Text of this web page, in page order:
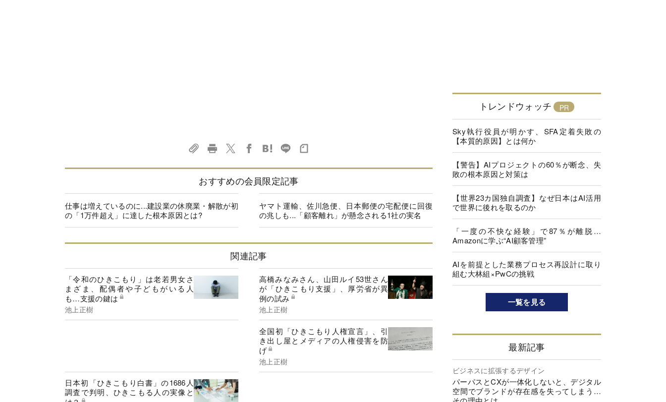
おすすめの会員限定記事
仕事は増えているのに...建設業の休廃業・解散が初
の「1万件超え」に達した根本原因とは?
ヤマト運輸、佐川急便、日本郵便の宅配便に回復
の兆しも...「顧客離れ」が懸念される1社の実名
関連記事
「令和のひきこもり」は老若男女さ
まざま、配偶者や子どもがいる人
も…支援の鍵は
池上正樹
高橋みなみさん、山田ルイ53世さん
が「ひきこもり支援」、厚労省が異
例の試み
池上正樹
全国初「ひきこもり人権宣言」、引
き出し屋とメディアの人権侵害を防
げ
池上正樹
日本初「ひきこもり白書」の1686人
調査で判明、ひきこもる人の実像と
トレンドウォッチ
Sky執行役員が明かす、SFA定着失敗の
【本質的原因】とは何か
【警告】AIプロジェクトの60％が断念、失
敗の根本原因と対策は
【世界23カ国独自調査】なぜ日本はAI活用
で世界に後れを取るのか
「一度の不快な経験」で87％が離脱…
Amazonに学ぶ“AI顧客管理”
AIを前提とした業務プロセス再設計に取り
組む大林組×PwCの挑戦
一覧を見る
最新記事
ビジネスに拡張するデザイン
パーパスとCXが一体化しないと、デジタル
空間でブランドが存在感を失ってしまう…